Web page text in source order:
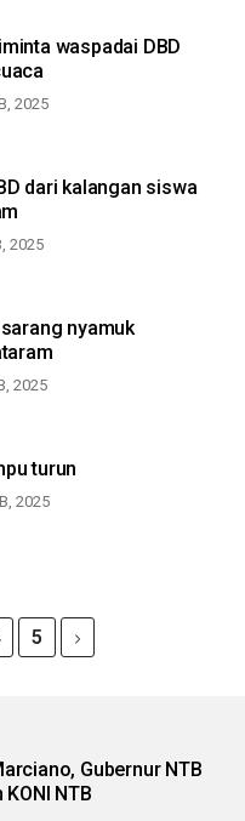
waspadai DBD
2025
dari kalangan siswa
2025
nyamuk
2025
turun
2025
5
Gubernur NTB
NTB